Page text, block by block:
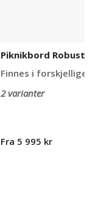
Piknikbord Robust
Finnes i forskjellige
2 varianter
Fra 5 995 kr